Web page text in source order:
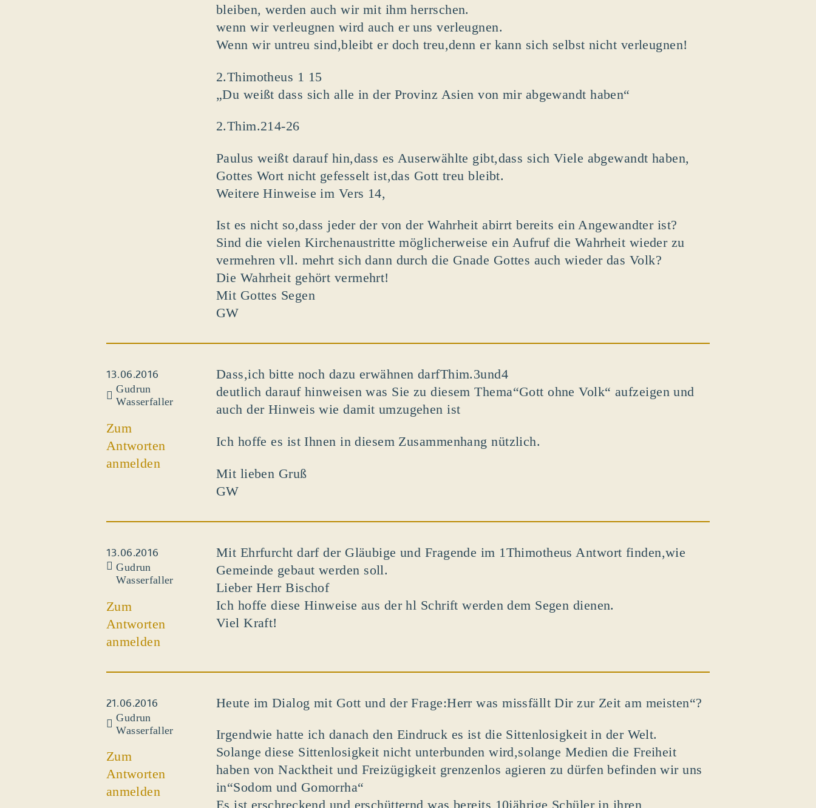
bleiben, werden auch wir mit ihm herrschen.
wenn wir verleugnen wird auch er uns verleugnen.
Wenn wir untreu sind,bleibt er doch treu,denn er kann sich selbst nicht verleugnen!
2.Thimotheus 1 15
„Du weißt dass sich alle in der Provinz Asien von mir abgewandt haben“
2.Thim.214-26
Paulus weißt darauf hin,dass es Auserwählte gibt,dass sich Viele abgewandt haben,
Gottes Wort nicht gefesselt ist,das Gott treu bleibt.
Weitere Hinweise im Vers 14,
Ist es nicht so,dass jeder der von der Wahrheit abirrt bereits ein Angewandter ist?
Sind die vielen Kirchenaustritte möglicherweise ein Aufruf die Wahrheit wieder zu
vermehren vll. mehrt sich dann durch die Gnade Gottes auch wieder das Volk?
Die Wahrheit gehört vermehrt!
Mit Gottes Segen
GW
13.06.2016
Gudrun
Wasserfaller
Zum
Antworten
anmelden
Dass,ich bitte noch dazu erwähnen darfThim.3und4
deutlich darauf hinweisen was Sie zu diesem Thema“Gott ohne Volk“ aufzeigen und
auch der Hinweis wie damit umzugehen ist
Ich hoffe es ist Ihnen in diesem Zusammenhang nützlich.
Mit lieben Gruß
GW
13.06.2016
Gudrun
Wasserfaller
Zum
Antworten
anmelden
Mit Ehrfurcht darf der Gläubige und Fragende im 1Thimotheus Antwort finden,wie
Gemeinde gebaut werden soll.
Lieber Herr Bischof
Ich hoffe diese Hinweise aus der hl Schrift werden dem Segen dienen.
Viel Kraft!
21.06.2016
Gudrun
Wasserfaller
Zum
Antworten
anmelden
Heute im Dialog mit Gott und der Frage:Herr was missfällt Dir zur Zeit am meisten“?
Irgendwie hatte ich danach den Eindruck es ist die Sittenlosigkeit in der Welt.
Solange diese Sittenlosigkeit nicht unterbunden wird,solange Medien die Freiheit
haben von Nacktheit und Freizügigkeit grenzenlos agieren zu dürfen befinden wir uns
in“Sodom und Gomorrha“
Es ist erschreckend und erschütternd was bereits 10jährige Schüler in ihren